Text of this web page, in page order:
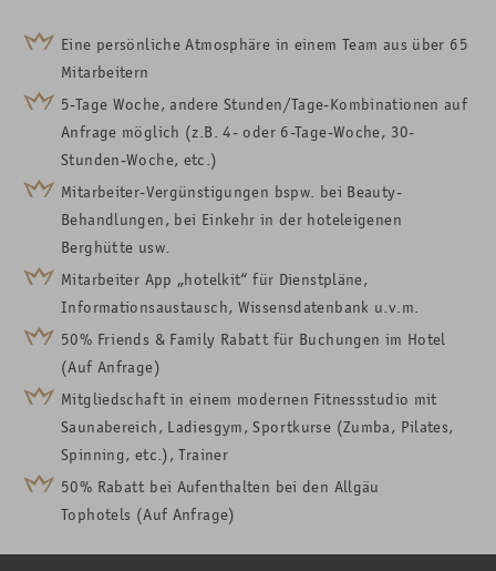
Eine persönliche Atmosphäre in einem Team aus über 65
Mitarbeitern
5-Tage Woche, andere Stunden/Tage-Kombinationen auf
Anfrage möglich (z.B. 4- oder 6-Tage-Woche, 30-
Stunden-Woche, etc.)
Mitarbeiter-Vergünstigungen bspw. bei Beauty-
Behandlungen, bei Einkehr in der hoteleigenen
Berghütte usw.
Mitarbeiter App „hotelkit“ für Dienstpläne,
Informationsaustausch, Wissensdatenbank u.v.m.
50% Friends & Family Rabatt für Buchungen im Hotel
(Auf Anfrage)
Mitgliedschaft in einem modernen Fitnessstudio mit
Saunabereich, Ladiesgym, Sportkurse (Zumba, Pilates,
Spinning, etc.), Trainer
50% Rabatt bei Aufenthalten bei den Allgäu
Tophotels (Auf Anfrage)